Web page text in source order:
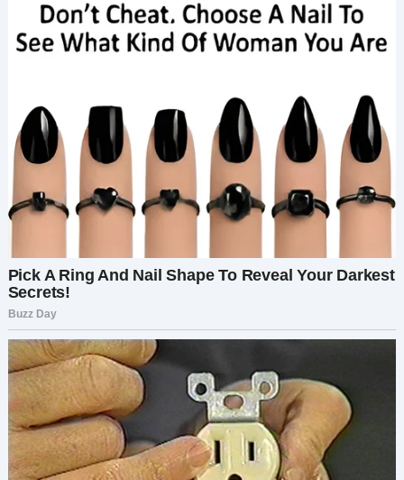
— Это действительно ты? — спросила Мэдисон,
подходя ближе.
посмотрел на Труди и назвал её имя.
Через мгновение трое уже крепко обнимали
друг друга. Это был её муж, которого она
считала погибшим пять лет назад.
— Я наконец вас нашёл!
— Что случилось? Где ты был? — спросила жена,
не выпуская его из объятий.
— Давайте зайдём внутрь, я здесь, чтобы
передать подарок дочери делового партнёра.
Там и поговорим, — предложил он.